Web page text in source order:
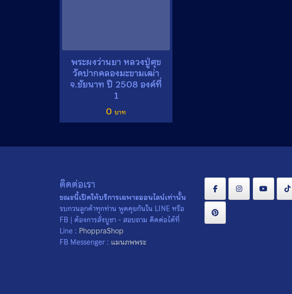
พระผงว่านยา หลวงปู่ศุข
วัดปากคลองมะขามเฒ่า
จ.ชัยนาท ปี 2508 องค์ที่
1
0
ติดต่อเรา
ขณะนี้เปิดให้บริการเฉพาะออนไลน์เท่านั้น
รบกวนลูกค้าทุกท่าน พูดคุยกันใน LINE หรือ
FB | ต้องการสั่งบูชา - สอบถาม ติดต่อได้ที่
Line : PhoppraShop
FB Messenger : แมนภพพระ